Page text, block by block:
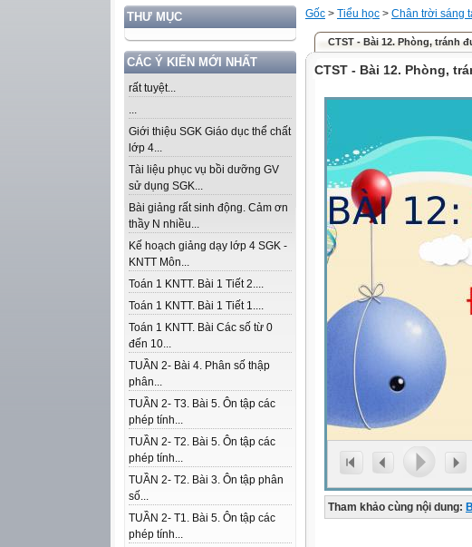
THƯ MỤC
CÁC Ý KIẾN MỚI NHẤT
rất tuyệt...
...
Giới thiệu SGK Giáo dục thể chất
lớp 4...
Tài liệu phục vụ bồi dưỡng GV
sử dụng SGK...
Bài giảng rất sinh động. Cảm ơn
thầy N nhiều...
Kế hoạch giảng dạy lớp 4 SGK -
KNTT Môn...
Toán 1 KNTT. Bài 1 Tiết 2....
Toán 1 KNTT. Bài 1 Tiết 1....
Toán 1 KNTT. Bài Các số từ 0
đến 10...
TUẦN 2- Bài 4. Phân số thập
phân...
TUẦN 2- T3. Bài 5. Ôn tập các
phép tính...
TUẦN 2- T2. Bài 5. Ôn tập các
phép tính...
TUẦN 2- T2. Bài 3. Ôn tập phân
số...
TUẦN 2- T1. Bài 5. Ôn tập các
phép tính...
Gốc > Tiểu học > Chân trời sáng
CTST - Bài 12. Phòng, tránh
CTST - Bài 12. Phòng,
Tham khảo cùng nội dung: